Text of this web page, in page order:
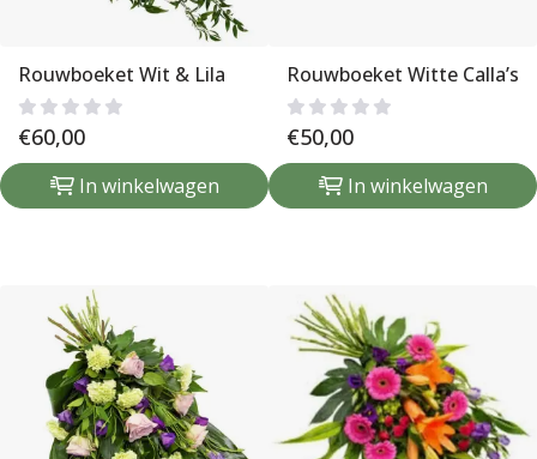
Rouwboeket Wit & Lila
€60,00
In winkelwagen
Rouwboeket Witte Calla’s
€50,00
In winkelwagen